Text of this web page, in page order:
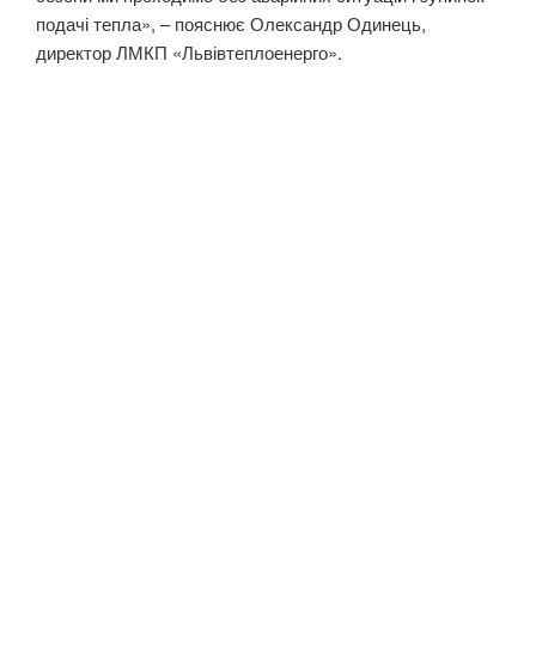
подачі тепла», – пояснює Олександр Одинець,
директор ЛМКП «Львівтеплоенерго».